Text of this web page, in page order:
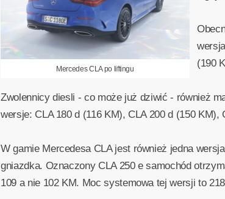
Mercedes CLA po liftingu
(190
Zwolennicy diesli - co może już dziwić - również
wersje: CLA 180 d (116 KM), CLA 200 d (150 KM),
W gamie Mercedesa CLA jest również jedna
gniazdka. Oznaczony CLA 250 e samochód
109 a nie 102 KM. Moc systemowa tej wersji to